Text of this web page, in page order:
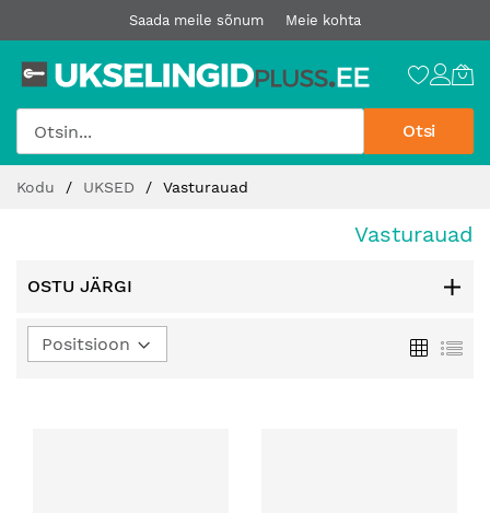
Saada meile sõnum Meie kohta
Otsi
sisu
Kodu UKSED Vasturauad
Vasturauad
OSTU JÄRGI